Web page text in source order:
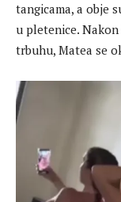
tangicama, a obje
u pletenice.
trbuhu, Matea se